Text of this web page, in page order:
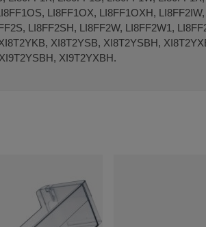
LI8FF1OX, LI8FF1OXH,
LI8FF2SH, LI8FF2W, LI8FF2W1,
XI8T2YSB, XI8T2YSBH,
XI9T2YXBH.